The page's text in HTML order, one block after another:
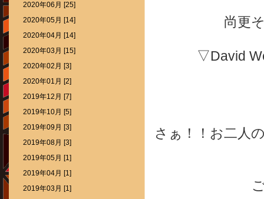
尚更
▽David
さぁ！！お二人
2020年06月 [25]
2020年05月 [14]
2020年04月 [14]
2020年03月 [15]
2020年02月 [3]
2020年01月 [2]
2019年12月 [7]
2019年10月 [5]
2019年09月 [3]
2019年08月 [3]
2019年05月 [1]
2019年04月 [1]
2019年03月 [1]